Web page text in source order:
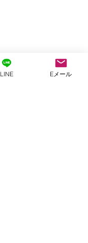
LINE Eメール